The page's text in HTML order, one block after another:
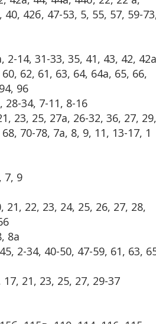
42б, 47-53, 5, 55, 57, 59-
2-14, 31-33, 35, 41, 43, 42,
62, 61, 63, 64, 64а, 65, 66,
96
28-34, 7-11, 8-16
23, 25, 27а, 26-32, 36, 27, 29,
70-78, 7а, 8, 9, 11, 13-17, 1
7, 9
22, 23, 24, 25, 26, 27, 28,
8а
2-34, 40-50, 47-59, 61, 63,
21, 23, 25, 27, 29-37